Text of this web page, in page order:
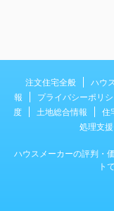
注文住宅全般 ハウ
報
プライバシーポリ
度
土地総合情報 住
処理支
ハウスメーカーの評判・
ト